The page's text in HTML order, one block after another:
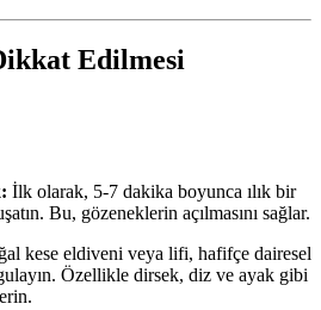
Edilmesi
İlk olarak, 5-7 dakika boyunca ılık bir
Bu, gözeneklerin açılmasını sağlar.
kese eldiveni veya lifi, hafifçe dairesel
Özellikle dirsek, diz ve ayak gibi